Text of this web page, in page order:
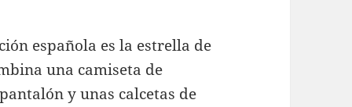
española es la estrella de
una camiseta de
y unas calcetas de